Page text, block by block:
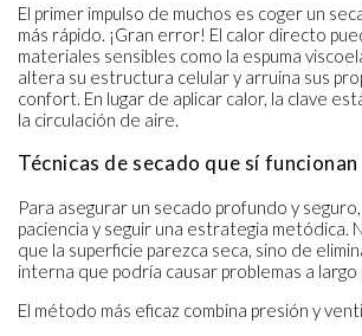
El primer impulso de muchos es coger un
más rápido. ¡Gran error! El calor directo
materiales sensibles como la espuma
altera su estructura celular y arruina sus
confort. En lugar de aplicar calor, la clave
la circulación de aire.
Técnicas de secado que sí funcionan
Para asegurar un secado profundo y
paciencia y seguir una estrategia metódica.
que la superficie parezca seca, sino de
interna que podría causar problemas a largo
El método más eficaz combina presión y